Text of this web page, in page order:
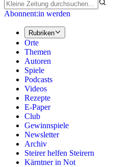
Abonnent:in werden
Rubriken
Orte
Themen
Autoren
Spiele
Podcasts
Videos
Rezepte
E-Paper
Club
Gewinnspiele
Newsletter
Archiv
Steirer helfen Steirern
Kärntner in Not